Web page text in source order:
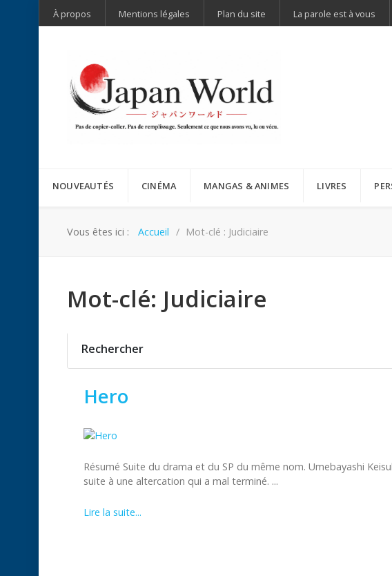
À propos Mentions légales Plan du site La parole est à vous
NOUVEAUTÉS CINÉMA MANGAS & ANIMES LIVRES
Vous êtes ici : Accueil Mot-clé : Judiciaire
Mot-clé: Judiciaire
Rechercher
Hero
Résumé Suite du drama et du SP du même nom. Umebayashi
suite à une altercation qui a mal terminé. ...
Lire la suite...